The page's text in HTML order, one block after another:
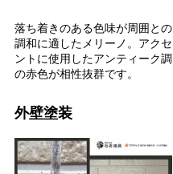
落ち着きのある色味が周囲との
調和に適したメリーノ。アクセ
ントに使用したアンティーク調
の赤色が相性抜群です。
外壁塗装